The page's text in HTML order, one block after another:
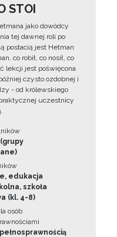
STOI
jako dowódcy
tej dawnej roli po
postacią jest Hetman
co robił, co nosił, co
lekcji jest poświęcona
czysto ozdobnej i
- od królewskiego
uczestnicy
edukacja
szkoła
(kl. 4-8)
osób